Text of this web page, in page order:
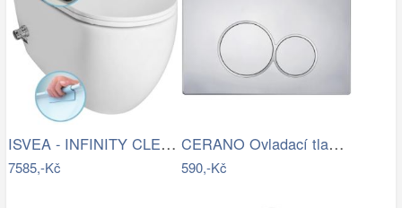
ISVEA - INFINITY CLEANWASH závěsná WC…
7585,-Kč
CERANO Ovladací tlačítko WC modulů Lite…
590,-Kč